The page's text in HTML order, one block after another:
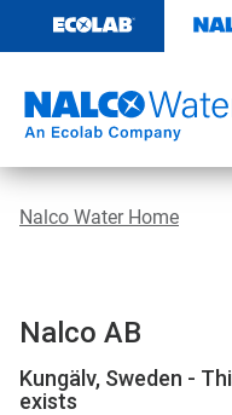
Inhalt
Nalco Water Home
Nalco AB
Kungälv, Sweden -
exists